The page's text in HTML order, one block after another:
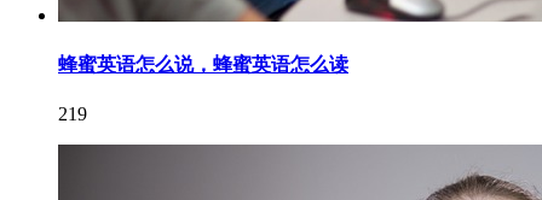
蜂蜜英语怎么说，蜂蜜英语怎么读
219